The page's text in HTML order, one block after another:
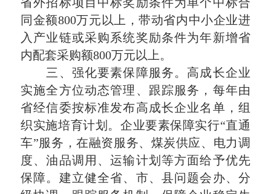
同金额800万元以上，带动省内中小企业进
入产业链或采购系统奖励条件为年新增省
内配套采购额800万元以上。
三、强化要素保障服务。高成长企业
实施全方位动态管理、跟踪服务，每年由
省经信委按标准发布高成长企业名单，组
织实施培育计划。企业要素保障实行“直通
车”服务，在融资服务、煤炭供应、电力调
度、油品调用、运输计划等方面给予优先
保障。建立健全省、市、县问题会办、分